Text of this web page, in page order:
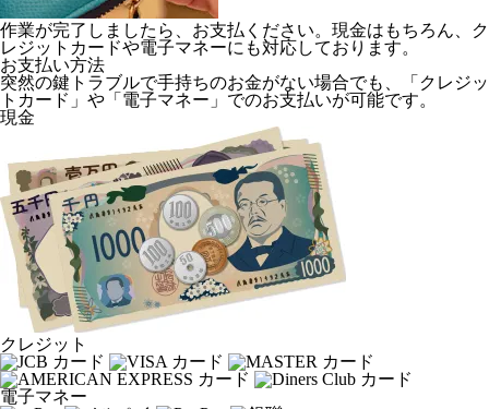
作業が完了しましたら、お支払ください。現金はもちろん、ク
レジットカードや電子マネーにも対応しております。
お支払い方法
突然の鍵トラブルで手持ちのお金がない場合でも、「クレジッ
トカード」や「電子マネー」でのお支払いが可能です。
現金
クレジット
電子マネー